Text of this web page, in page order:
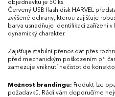
objednávku je 50 ks.
Červený USB flash disk HARVEL
zvýšené ochrany, kterou zajišťuje
barva usnadňuje identifikaci zařízení
dynamický charakter.
Zajišťuje stabilní přenos dat přes
před mechanickým poškozením při
zamezuje vniknutí nečistot do
Možnost brandingu: Produkt lze
požadavků. Rádi vám doporučíme